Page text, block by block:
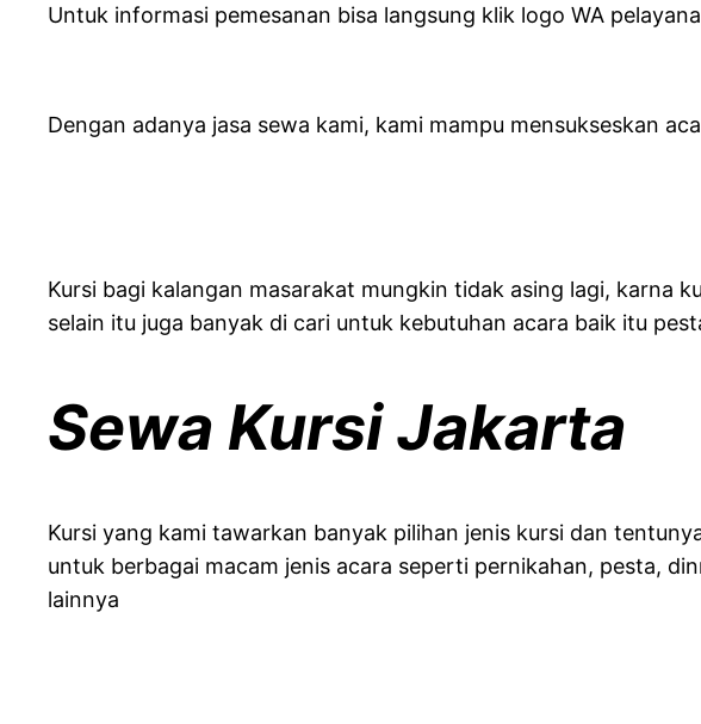
Untuk informasi pemesanan bisa langsung klik logo WA
Dengan adanya jasa sewa kami, kami mampu mensukseskan
Kursi bagi kalangan masarakat mungkin tidak asing lagi, karna
selain itu juga banyak di cari untuk kebutuhan acara baik itu
Sewa Kursi Jakarta
Kursi yang kami tawarkan banyak pilihan jenis kursi dan
untuk berbagai macam jenis acara seperti pernikahan, pesta,
lainnya